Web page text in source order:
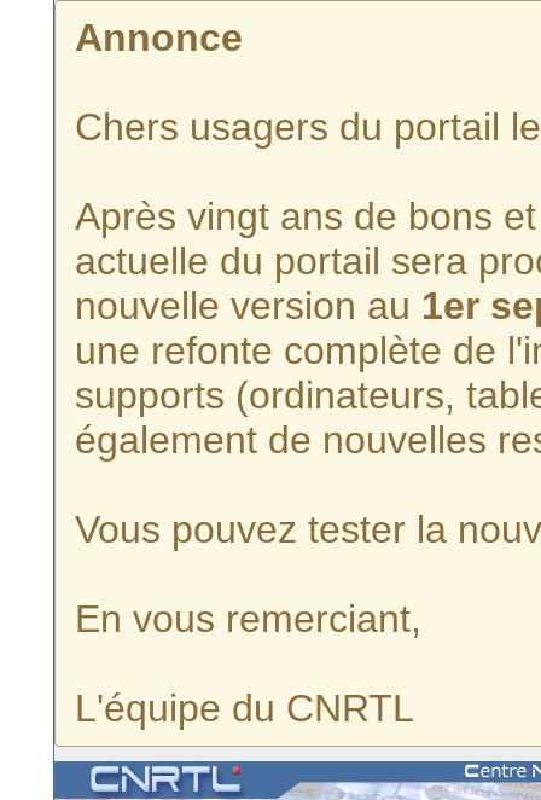
Annonce
Chers usagers du portail
Après vingt ans de bons
actuelle du portail sera
nouvelle version au 1er
une refonte complète de
supports (ordinateurs,
également de nouvelles
Vous pouvez tester la
En vous remerciant,
L'équipe du CNRTL